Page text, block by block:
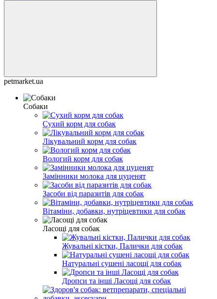
petmarket.ua
Собаки
Сухий корм для собак
Лікувальний корм для собак
Вологий корм для собак
Замінники молока для цуценят
Засоби від паразитів для собак
Вітаміни, добавки, нутріцевтики для собак
Ласощі для собак
Жувальні кістки, Палички для собак
Натуральні сушені ласощі для собак
Дропси та інші Ласощі для собак